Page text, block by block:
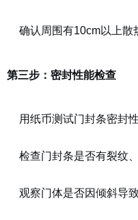
确认周围有10cm以上散
第三步：密封性能检查
用纸币测试门封条密封
检查门封条是否有裂纹
观察门体是否因倾斜导